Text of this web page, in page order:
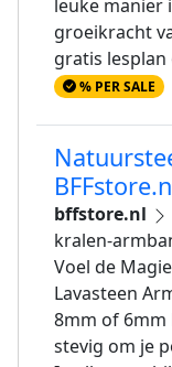
leuke manier
groeikracht
gratis
% PER SALE
bffstore.nl
kralen-
Voel de
Lavasteen
8mm of 6mm
stevig om je